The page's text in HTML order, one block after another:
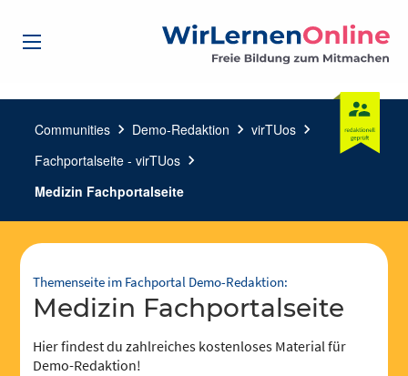
Communities chevron_right Demo-Redaktion chevron_right virTUos chevron_right
Fachportalseite - virTUos chevron_right
Medizin Fachportalseite
Themenseite im Fachportal Demo-Redaktion:
Medizin Fachportalseite
Hier findest du zahlreiches kostenloses Material für
Demo-Redaktion!